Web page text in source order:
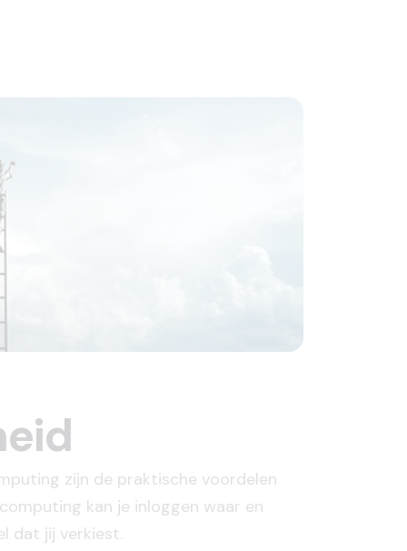
zijn de praktische voordelen
kan je inloggen waar en
dat jij verkiest.